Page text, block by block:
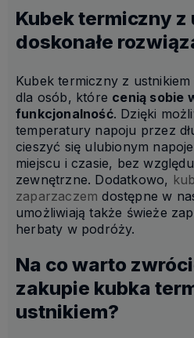
Kubek termiczny
doskonałe
Kubek termiczny z
dla osób, które cenią sobie
funkcjonalność. Dzięki
temperatury napoju przez
cieszyć się ulubionym
miejscu i czasie, bez
zewnętrzne. Dodatkowo,
zaparzaczem dostępne w
umożliwiają także świeże
herbaty w podróży.
Na co warto
zakupie kubka
ustnikiem?